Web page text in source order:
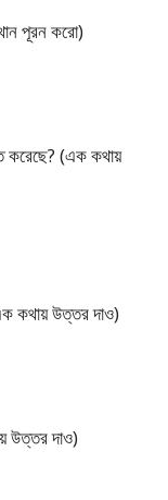
পূরন করো)
করেছে? (এক কথায়
কথায় উত্তর দাও)
উত্তর দাও)